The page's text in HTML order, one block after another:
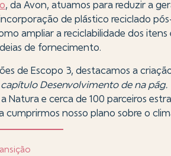
, da Avon, atuamos para reduzir a
de plástico reciclado
ampliar a reciclabilidade dos itens
de fornecimento.
de Escopo 3, destacamos a
Desenvolvimento de na pág.
Natura e cerca de 100 parceiros
cumprirmos nosso plano sobre o